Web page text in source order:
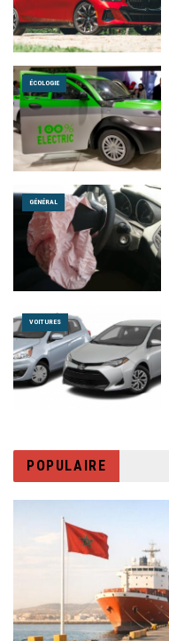
ÉCOLOGIE
GÉNÉRAL
VOITURES
POPULAIRE